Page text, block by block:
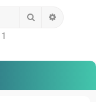
Rechercher
1